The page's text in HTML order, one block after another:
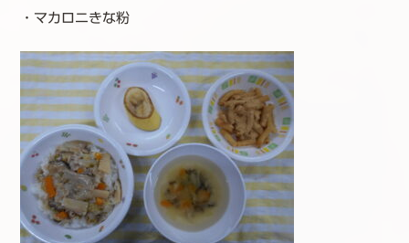
・マカロニきな粉